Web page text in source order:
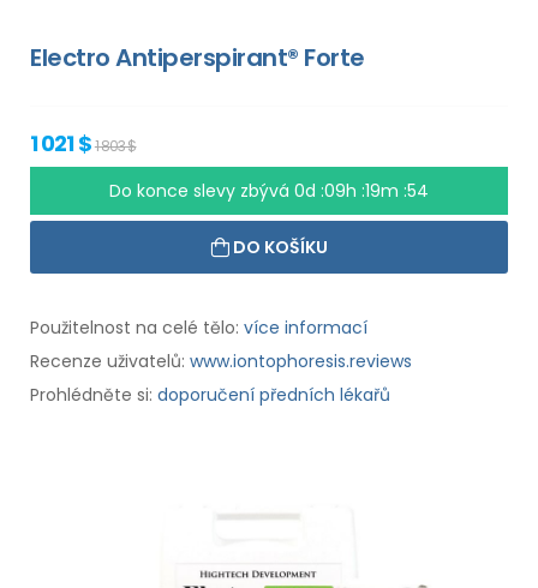
Electro Antiperspirant® Forte
1 021 $1 803 $
Do konce slevy zbývá0d :09h :19m :53
DO KOŠÍKU
Použitelnost na celé tělo: více informací
Recenze uživatelů: www.iontophoresis.reviews
Prohlédněte si: doporučení předních lékařů